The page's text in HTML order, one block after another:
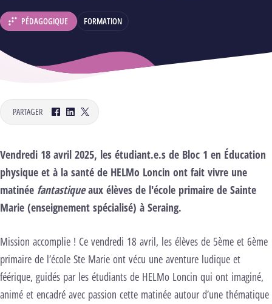
DÉPARTEMENT :
PÉDAGOGIQUE FORMATION
PARTAGER
Facebook
LinkedInTwitter
Vendredi 18 avril 2025, les étudiant.e.s de Bloc 1 en Éducation
physique et à la santé de HELMo Loncin ont fait vivre une
matinée fantastiqueaux élèves de l'école primaire de Sainte
Marie (enseignement spécialisé) à Seraing.
Mission accomplie ! Ce vendredi 18 avril, les élèves de 5ème et 6ème
primaire de l’école Ste Marie ont vécu une aventure ludique et
féérique, guidés par les étudiants de HELMo Loncin qui ont imaginé,
animé et encadré avec passion cette matinée autour d’une thématique